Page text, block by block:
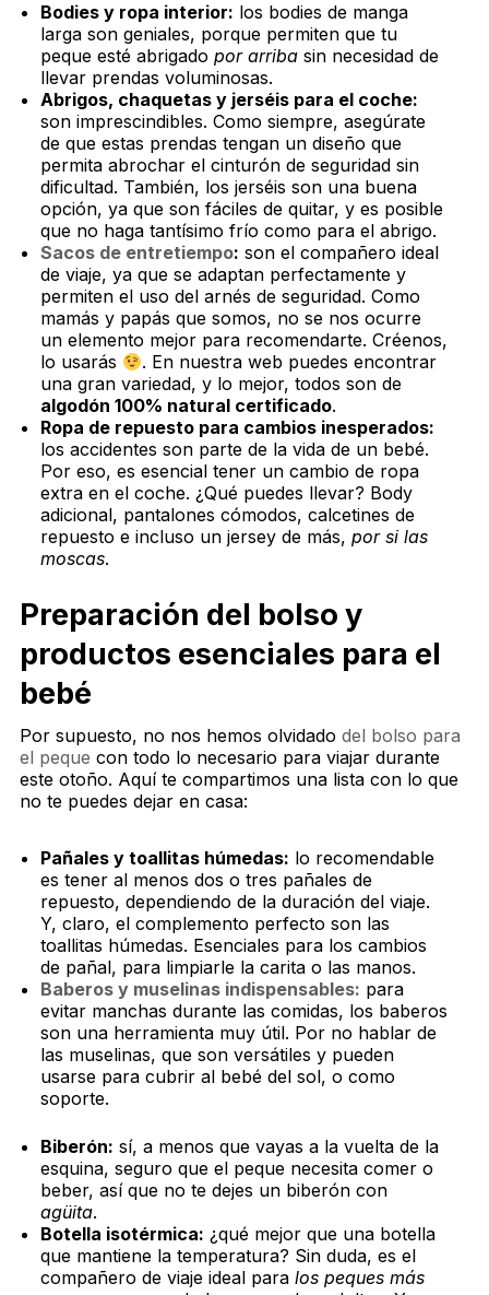
Bodies y ropa interior: los bodies de manga
larga son geniales, porque permiten que tu
peque esté abrigadopor arriba sin necesidad de
llevar prendas voluminosas.
Abrigos, chaquetas y jerséis para el coche:
son imprescindibles. Como siempre, asegúrate
de que estas prendas tengan un diseño que
permita abrochar el cinturón de seguridad sin
dificultad. También, los jerséis son una buena
opción, ya que son fáciles de quitar, y es posible
que no haga tantísimo frío como para el abrigo.
Sacos de entretiempo: son el compañero ideal
de viaje, ya que se adaptan perfectamente y
permiten el uso del arnés de seguridad. Como
mamás y papás que somos, no se nos ocurre
un elemento mejor para recomendarte. Créenos,
lo usarás
. En nuestra web puedes encontrar
una gran variedad, y lo mejor, todos son de
algodón 100% natural certificado.
Ropa de repuesto para cambios inesperados:
los accidentes son parte de la vida de un bebé.
Por eso, es esencial tener un cambio de ropa
extra en el coche. ¿Qué puedes llevar? Body
adicional, pantalones cómodos, calcetines de
repuesto e incluso un jersey de más,por si las
moscas.
Preparación del bolso y
productos esenciales para el
bebé
Por supuesto, no nos hemos olvidado del bolso para
el peque con todo lo necesario para viajar durante
este otoño. Aquí te compartimos una lista con lo que
no te puedes dejar en casa:
Pañales y toallitas húmedas: lo recomendable
es tener al menos dos o tres pañales de
repuesto, dependiendo de la duración del viaje.
Y, claro, el complemento perfecto son las
toallitas húmedas. Esenciales para los cambios
de pañal, para limpiarle la carita o las manos.
Baberos y muselinas indispensables: para
evitar manchas durante las comidas, los baberos
son una herramienta muy útil. Por no hablar de
las muselinas, que son versátiles y pueden
usarse para cubrir al bebé del sol, o como
soporte.
Biberón: sí, a menos que vayas a la vuelta de la
esquina, seguro que el peque necesita comer o
beber, así que no te dejes un biberón con
agüita.
Botella isotérmica: ¿qué mejor que una botella
que mantiene la temperatura? Sin duda, es el
compañero de viaje ideal paralos peques más